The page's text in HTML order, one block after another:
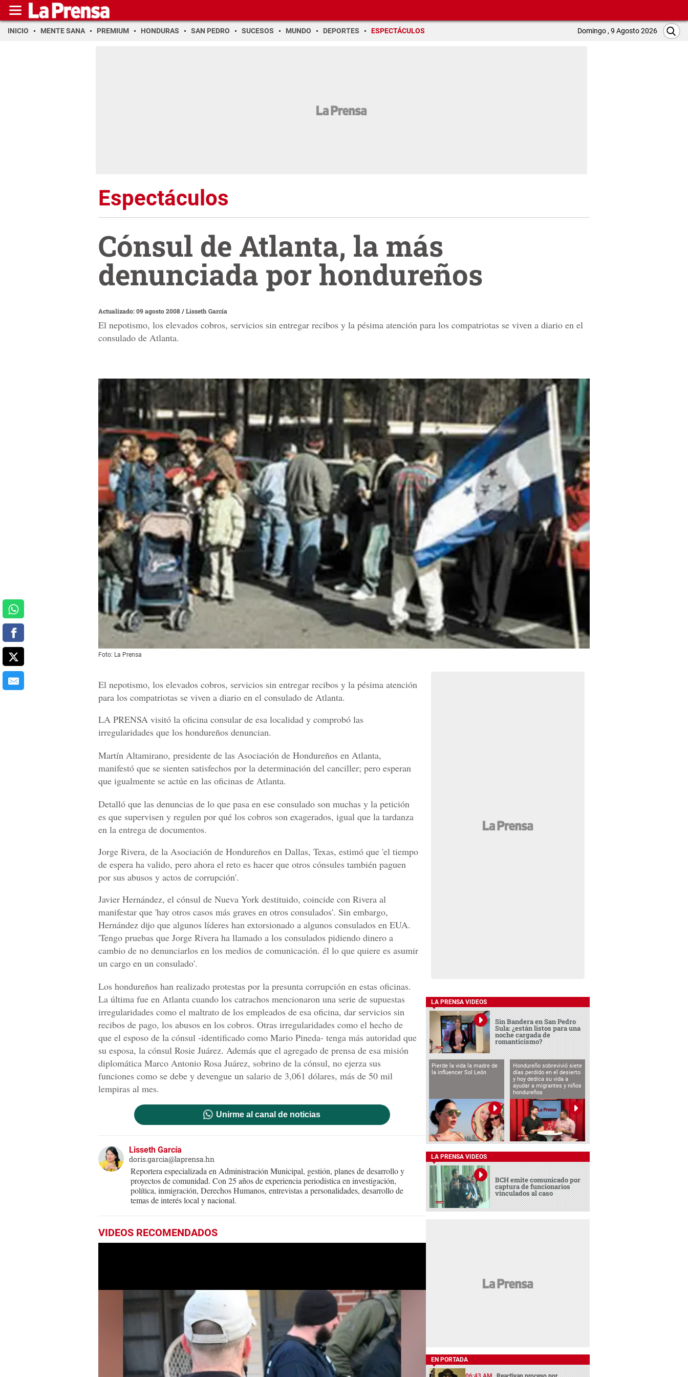
INICIO MENTE SANA PREMIUM HONDURAS SAN PEDRO SUCESOS MUNDO DEPORTES ESPECTÁCULOS Domingo , 9 Agosto 2026
Espectáculos
Cónsul de Atlanta, la más
denunciada por hondureños
Actualizado: 09 agosto 2008/Lisseth García
El nepotismo, los elevados cobros, servicios sin entregar recibos y la pésima atención para los compatriotas se viven a diario en el
consulado de Atlanta.
Foto: La Prensa
El nepotismo, los elevados cobros, servicios sin entregar recibos y la pésima atención
para los compatriotas se viven a diario en el consulado de Atlanta.
LA PRENSA visitó la oficina consular de esa localidad y comprobó las
irregularidades que los hondureños denuncian.
Martín Altamirano, presidente de las Asociación de Hondureños en Atlanta,
manifestó que se sienten satisfechos por la determinación del canciller; pero esperan
que igualmente se actúe en las oficinas de Atlanta.
Detalló que las denuncias de lo que pasa en ese consulado son muchas y la petición
es que supervisen y regulen por qué los cobros son exagerados, igual que la tardanza
en la entrega de documentos.
Jorge Rivera, de la Asociación de Hondureños en Dallas, Texas, estimó que 'el tiempo
de espera ha valido, pero ahora el reto es hacer que otros cónsules también paguen
por sus abusos y actos de corrupción'.
Javier Hernández, el cónsul de Nueva York destituido, coincide con Rivera al
manifestar que 'hay otros casos más graves en otros consulados'. Sin embargo,
Hernández dijo que algunos líderes han extorsionado a algunos consulados en EUA.
'Tengo pruebas que Jorge Rivera ha llamado a los consulados pidiendo dinero a
cambio de no denunciarlos en los medios de comunicación. él lo que quiere es asumir
un cargo en un consulado'.
Los hondureños han realizado protestas por la presunta corrupción en estas oficinas.
La última fue en Atlanta cuando los catrachos mencionaron una serie de supuestas
irregularidades como el maltrato de los empleados de esa oficina, dar servicios sin
recibos de pago, los abusos en los cobros. Otras irregularidades como el hecho de
que el esposo de la cónsul -identificado como Mario Pineda- tenga más autoridad que
su esposa, la cónsul Rosie Juárez. Además que el agregado de prensa de esa misión
diplomática Marco Antonio Rosa Juárez, sobrino de la cónsul, no ejerza sus
funciones como se debe y devengue un salario de 3,061 dólares, más de 50 mil
lempiras al mes.
Unirme al canal de noticias
Lisseth García
doris.garcia@laprensa.hn
Reportera especializada en Administración Municipal, gestión, planes de desarrollo y
proyectos de comunidad. Con 25 años de experiencia periodística en investigación,
política, inmigración, Derechos Humanos, entrevistas a personalidades, desarrollo de
temas de interés local y nacional.
VIDEOS RECOMENDADOS
LA PRENSA VIDEOS
Sin Bandera en San Pedro
Sula: ¿están listos para una
noche cargada de
romanticismo?
Pierde la vida la madre de
la influencer Sol León
Hondureño sobrevivió siete
días perdido en el desierto
y hoy dedica su vida a
ayudar a migrantes y niños
hondureños
LA PRENSA VIDEOS
BCH emite comunicado por
captura de funcionarios
vinculados al caso
EN PORTADA